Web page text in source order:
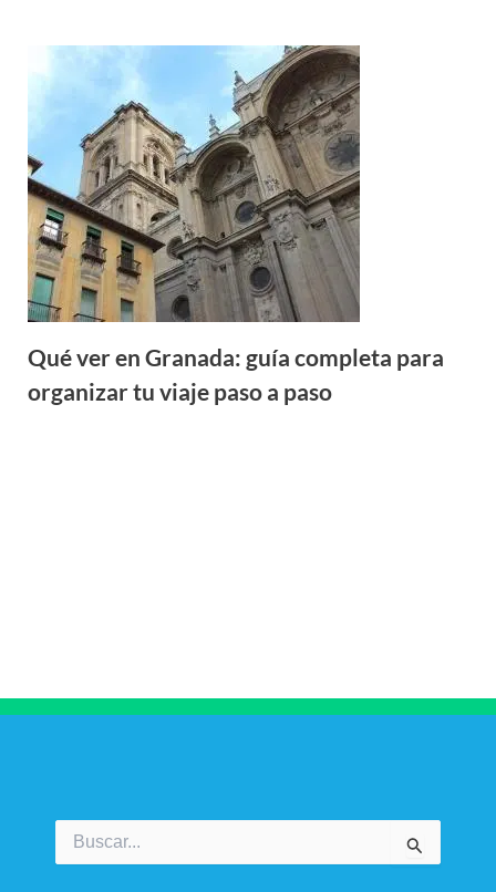
Qué ver en Granada: guía completa para
organizar tu viaje paso a paso
por: